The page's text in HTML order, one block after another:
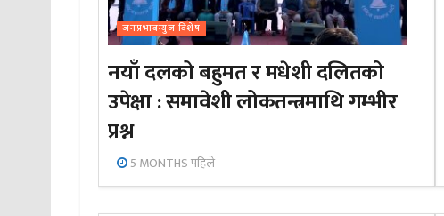
जनप्रभाबन्युज विशेष
नयाँ दलको बहुमत र मधेशी दलितको
उपेक्षा : समावेशी लोकतन्त्रमाथि गम्भीर
प्रश्न
5 MONTHS पहिले